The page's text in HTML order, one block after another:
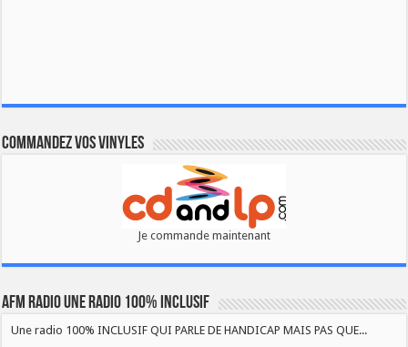
Commandez vos vinyles
Je commande maintenant
AFM RADIO UNE RADIO 100% INCLUSIF
Une radio 100% INCLUSIF QUI PARLE DE HANDICAP MAIS PAS QUE...